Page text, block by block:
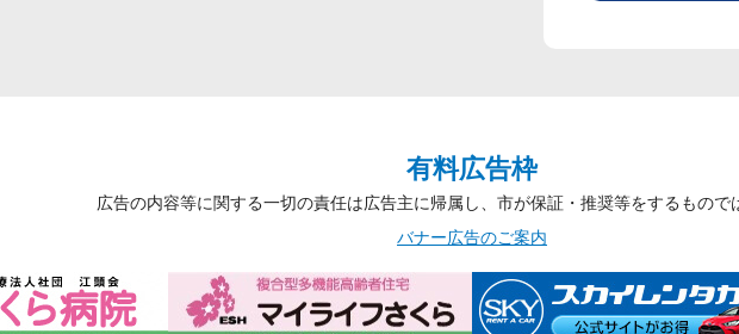
有料広告枠
広告の内容等に関する一切の責任は広告主に帰属し、市が保証・推奨等をするもので
バナー広告のご案内